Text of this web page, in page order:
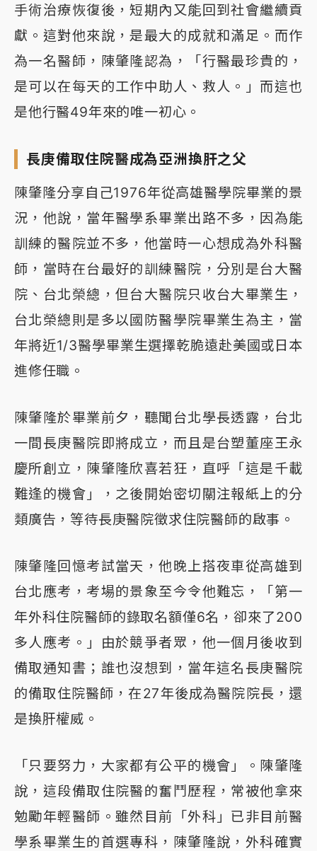
手術治療恢復後，短期內又能回到社會繼續貢
獻。這對他來說，是最大的成就和滿足。而作
為一名醫師，陳肇隆認為，「行醫最珍貴的，
是可以在每天的工作中助人、救人。」而這也
是他行醫49年來的唯一初心。
長庚備取住院醫成為亞洲換肝之父
陳肇隆分享自己1976年從高雄醫學院畢業的景
況，他說，當年醫學系畢業出路不多，因為能
訓練的醫院並不多，他當時一心想成為外科醫
師，當時在台最好的訓練醫院，分別是台大醫
院、台北榮總，但台大醫院只收台大畢業生，
台北榮總則是多以國防醫學院畢業生為主，當
年將近1/3醫學畢業生選擇乾脆遠赴美國或日本
進修任職。
陳肇隆於畢業前夕，聽聞台北學長透露，台北
一間長庚醫院即將成立，而且是台塑董座王永
慶所創立，陳肇隆欣喜若狂，直呼「這是千載
難逢的機會」，之後開始密切關注報紙上的分
類廣告，等待長庚醫院徵求住院醫師的啟事。
陳肇隆回憶考試當天，他晚上搭夜車從高雄到
台北應考，考場的景象至今令他難忘，「第一
年外科住院醫師的錄取名額僅6名，卻來了200
多人應考。」由於競爭者眾，他一個月後收到
備取通知書；誰也沒想到，當年這名長庚醫院
的備取住院醫師，在27年後成為醫院院長，還
是換肝權威。
「只要努力，大家都有公平的機會」。陳肇隆
說，這段備取住院醫的奮鬥歷程，常被他拿來
勉勵年輕醫師。雖然目前「外科」已非目前醫
學系畢業生的首選專科，陳肇隆說，外科確實